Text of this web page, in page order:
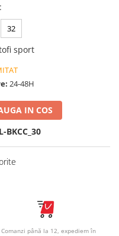
:
32
sport
24-48H
IN COS
BKCC_30
Comanzi până la 12, expediem în